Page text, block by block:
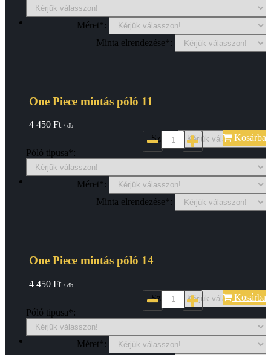
Méret*:
Minta elrendezése*:
One Piece mintás póló 11
4 450 Ft / db
Szin*:
Póló tipusa*:
Méret*:
Minta elrendezése*:
Kosárba
One Piece mintás póló 14
4 450 Ft / db
Szin*:
Póló tipusa*:
Méret*:
Kosárba